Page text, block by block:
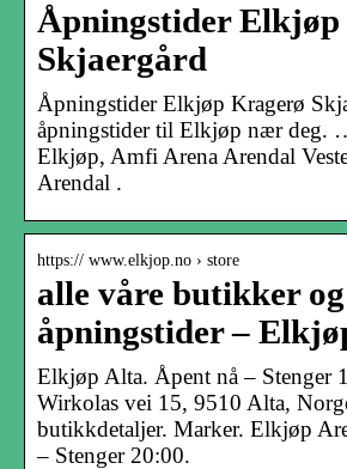
Åpningstider
Skjaergård
Åpningstider Elkjøp Kragerø
åpningstider til Elkjøp nær deg.
Elkjøp, Amfi Arena Arendal
Arendal .
https:// www.elkjop.no › store
alle våre butikker og
åpningstider –
Elkjøp Alta. Åpent nå – Stenger
Wirkolas vei 15, 9510 Alta,
butikkdetaljer. Marker. Elkjøp
– Stenger 20:00.